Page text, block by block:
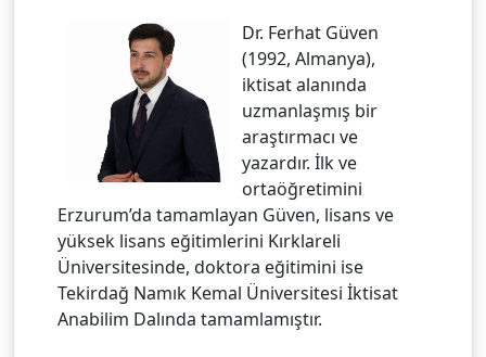
Dr. Ferhat Güven
(1992, Almanya),
iktisat alanında
uzmanlaşmış bir
araştırmacı ve
yazardır. İlk ve
ortaöğretimini
Erzurum’da tamamlayan Güven, lisans ve
yüksek lisans eğitimlerini Kırklareli
Üniversitesinde, doktora eğitimini ise
Tekirdağ Namık Kemal Üniversitesi İktisat
Anabilim Dalında tamamlamıştır.